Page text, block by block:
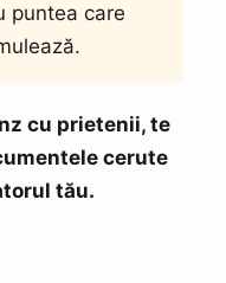
puntea care
cu prietenii, te
cerute
tău.